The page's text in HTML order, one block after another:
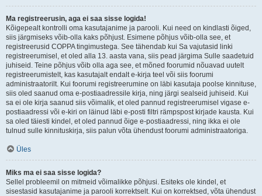
Ma registreerusin, aga ei saa sisse logida!
Kõigepealt kontrolli oma kasutajanime ja parooli. Kui need on kindlasti õiged,
siis järgmiseks võib-olla kaks põhjust. Esimene põhjus võib-olla see, et
registreerusid COPPA tingimustega. See tähendab kui Sa vajutasid linki
registreerumisel, et oled alla 13. aasta vana, siis pead järgima Sulle saadetuid
juhiseid. Teine põhjus võib olla aga see, et mõned foorumid nõuavad uutelt
registreerumistelt, kas kasutajalt endalt e-kirja teel või siis foorumi
administraatorilt. Kui foorumi registreerumine on läbi kasutaja poolse kinnituse,
siis oled saanud oma e-postiaadressile kirja, ning järgi sealseid juhiseid. Kui
sa ei ole kirja saanud siis võimalik, et oled pannud registreerumisel vigase e-
postiaadressi või e-kiri on läinud läbi e-posti filtri rämpspost kirjade kausta. Kui
sa oled täiesti kindel, et oled pannud õige e-postiaadressi, ning ikka ei ole
tulnud sulle kinnituskirja, siis palun võta ühendust foorumi administraatoriga.
Üles
Miks ma ei saa sisse logida?
Sellel probleemil on mitmeid võimalikke põhjusi. Esiteks ole kindel, et
sisestasid kasutajanime ja parooli korrektselt. Kui on korrektsed, võta ühendust